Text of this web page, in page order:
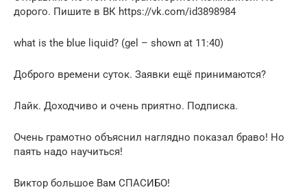
дорого. Пишите в ВК https://vk.com/id3898984
what is the blue liquid? (gel – shown at 11:40)
Доброго времени суток. Заявки ещё принимаются?
Лайк. Доходчиво и очень приятно. Подписка.
Очень грамотно объяснил наглядно показал браво! Но
паять надо научиться!
Виктор большое Вам СПАСИБО!